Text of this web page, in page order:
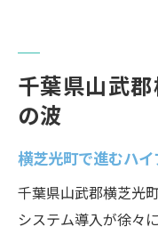
千葉県山武
の波
横芝光町で進むハ
千葉県山武郡横芝光
システム導入が徐々